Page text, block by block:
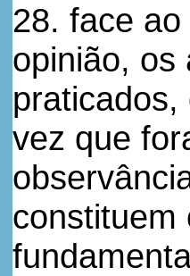
28. face
opinião, os
vez que
constituem